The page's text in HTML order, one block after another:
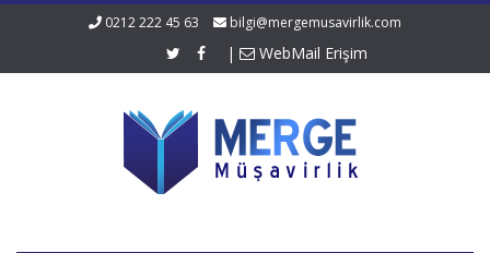
0212 222 45 63 bilgi@mergemusavirlik.com
| WebMail Erişim